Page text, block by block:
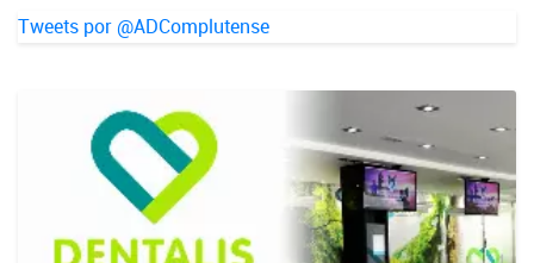
Tweets por @ADComplutense